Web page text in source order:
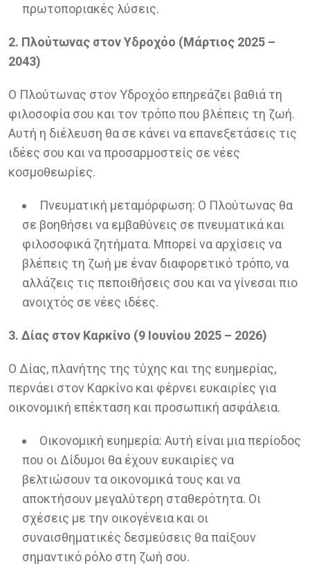
πρωτοποριακές λύσεις.
2. Πλούτωνας στον Υδροχόο (Μάρτιος 2025 –
2043)
Ο Πλούτωνας στον Υδροχόο επηρεάζει βαθιά τη
φιλοσοφία σου και τον τρόπο που βλέπεις τη ζωή.
Αυτή η διέλευση θα σε κάνει να επανεξετάσεις τις
ιδέες σου και να προσαρμοστείς σε νέες
κοσμοθεωρίες.
Πνευματική μεταμόρφωση: Ο Πλούτωνας θα
σε βοηθήσει να εμβαθύνεις σε πνευματικά και
φιλοσοφικά ζητήματα. Μπορεί να αρχίσεις να
βλέπεις τη ζωή με έναν διαφορετικό τρόπο, να
αλλάζεις τις πεποιθήσεις σου και να γίνεσαι πιο
ανοιχτός σε νέες ιδέες.
3. Δίας στον Καρκίνο (9 Ιουνίου 2025 – 2026)
Ο Δίας, πλανήτης της τύχης και της ευημερίας,
περνάει στον Καρκίνο και φέρνει ευκαιρίες για
οικονομική επέκταση και προσωπική ασφάλεια.
Οικονομική ευημερία: Αυτή είναι μια περίοδος
που οι Δίδυμοι θα έχουν ευκαιρίες να
βελτιώσουν τα οικονομικά τους και να
αποκτήσουν μεγαλύτερη σταθερότητα. Οι
σχέσεις με την οικογένεια και οι
συναισθηματικές δεσμεύσεις θα παίξουν
σημαντικό ρόλο στη ζωή σου.